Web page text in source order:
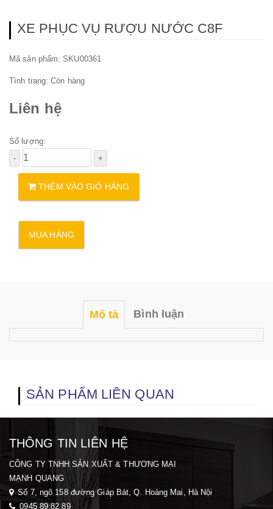
XE PHỤC VỤ RƯỢU NƯỚC C8F
Mã sản phẩm: SKU00361
Tình trạng:Còn hàng
Liên hệ
Số lượng:
THÊM VÀO GIỎ HÀNG
Mô tả Bình luận
SẢN PHẨM LIÊN QUAN
THÔNG TIN LIÊN HỆ
CÔNG TY TNHH SẢN XUẤT & THƯƠNG MẠI
MẠNH QUANG
Số 7, ngõ 158 đường Giáp Bát, Q. Hoàng Mai, Hà Nội
0945 89 82 89